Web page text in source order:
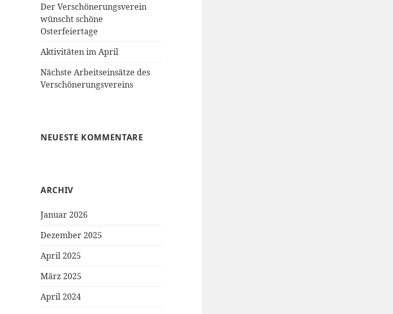
Der Verschönerungsverein
wünscht schöne
Osterfeiertage
Aktivitäten im April
Nächste Arbeitseinsätze des
Verschönerungsvereins
NEUESTE KOMMENTARE
ARCHIV
Januar 2026
Dezember 2025
April 2025
März 2025
April 2024